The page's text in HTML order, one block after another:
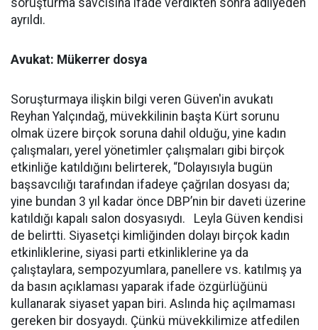
soruşturma savcısına ifade verdikten sonra adliyeden
ayrıldı.
Avukat: Mükerrer dosya
Soruşturmaya ilişkin bilgi veren Güven'in avukatı
Reyhan Yalçındağ, müvekkilinin başta Kürt sorunu
olmak üzere birçok soruna dahil olduğu, yine kadın
çalışmaları, yerel yönetimler çalışmaları gibi birçok
etkinliğe katıldığını belirterek, “Dolayısıyla bugün
başsavcılığı tarafından ifadeye çağrılan dosyası da;
yine bundan 3 yıl kadar önce DBP’nin bir daveti üzerine
katıldığı kapalı salon dosyasıydı. Leyla Güven kendisi
de belirtti. Siyasetçi kimliğinden dolayı birçok kadın
etkinliklerine, siyasi parti etkinliklerine ya da
çalıştaylara, sempozyumlara, panellere vs. katılmış ya
da basın açıklaması yaparak ifade özgürlüğünü
kullanarak siyaset yapan biri. Aslında hiç açılmaması
gereken bir dosyaydı. Çünkü müvekkilimize atfedilen